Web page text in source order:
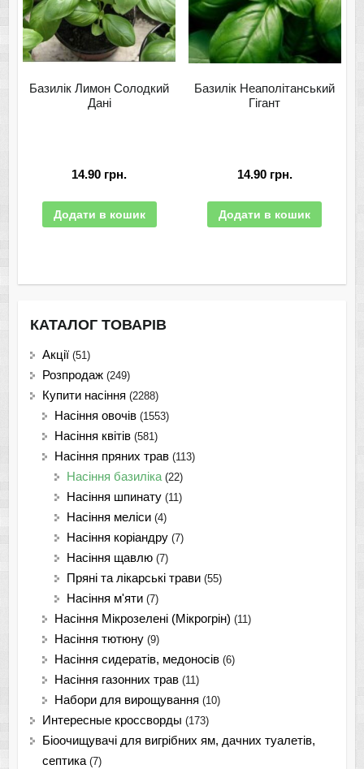
Базилік Лимон Солодкий
Дані
14.90 грн.
Додати в кошик
Базилік Неаполітанський
Гігант
14.90 грн.
Додати в кошик
КАТАЛОГ ТОВАРІВ
Акції (51)
Розпродаж (249)
Купити насіння (2288)
Насіння овочів (1553)
Насіння квітів (581)
Насіння пряних трав (113)
Насіння базиліка (22)
Насіння шпинату (11)
Насіння меліси (4)
Насіння коріандру (7)
Насіння щавлю (7)
Пряні та лікарські трави (55)
Насіння м'яти (7)
Насіння Мікрозелені (Мікрогрін) (11)
Насіння тютюну (9)
Насіння сидератів, медоносів (6)
Насіння газонних трав (11)
Набори для вирощування (10)
Интересные кроссворды (173)
Біоочищувачі для вигрібних ям, дачних туалетів,
септика (7)